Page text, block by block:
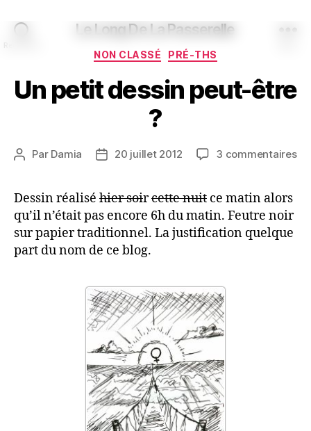
Le Long De La Passerelle
Catégories
NON CLASSÉ PRÉ-THS
Un petit dessin peut-être
?
Auteur
Par Damia
Date20 juillet 2012 3 commentairessur
Dessin réalisé hier soircette nuit ce matin alors
qu’il n’était pas encore 6h du matin. Feutre noir
sur papier traditionnel. La justification quelque
part du nom de ce blog.